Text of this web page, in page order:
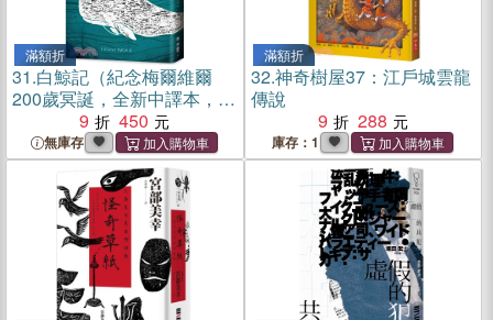
滿額折
31.白鯨記（紀念梅爾維爾
200歲冥誕，全新中譯本，雙
面書衣典藏版）
9 450
無庫存
滿額折
32.神奇樹屋37：江戶城雲龍
傳說
9
288
庫存：1